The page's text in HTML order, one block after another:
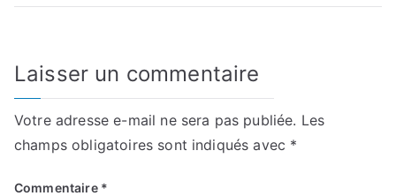
Laisser un commentaire
Votre adresse e-mail ne sera pas publiée. Les
champs obligatoires sont indiqués avec *
Commentaire *